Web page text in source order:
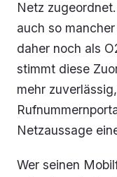
Netz
auch so
daher noch als
stimmt diese
mehr
Netzaussage
Wer seinen